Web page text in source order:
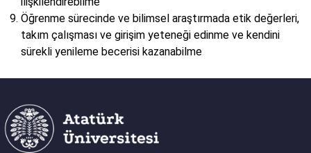
Öğrenme sürecinde ve bilimsel araştırmada etik değerleri,
takım çalışması ve girişim yeteneği edinme ve kendini
sürekli yenileme becerisi kazanabilme